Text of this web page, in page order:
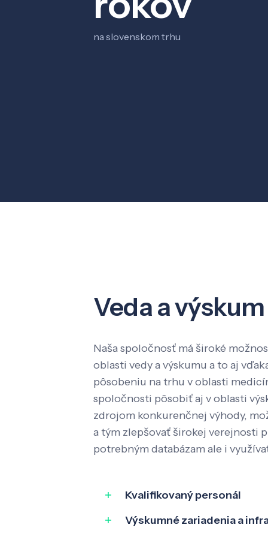
na slovenskom trhu
Veda a výskum
Naša spoločnosť má široké
oblasti vedy a výskumu a to aj
pôsobeniu na trhu v oblasti
spoločnosti pôsobiť aj v oblasti
zdrojom konkurenčnej výhody,
a tým zlepšovať širokej verejnosti
potrebným databázam ale i
Kvalifikovaný personál
Výskumné zariadenia a